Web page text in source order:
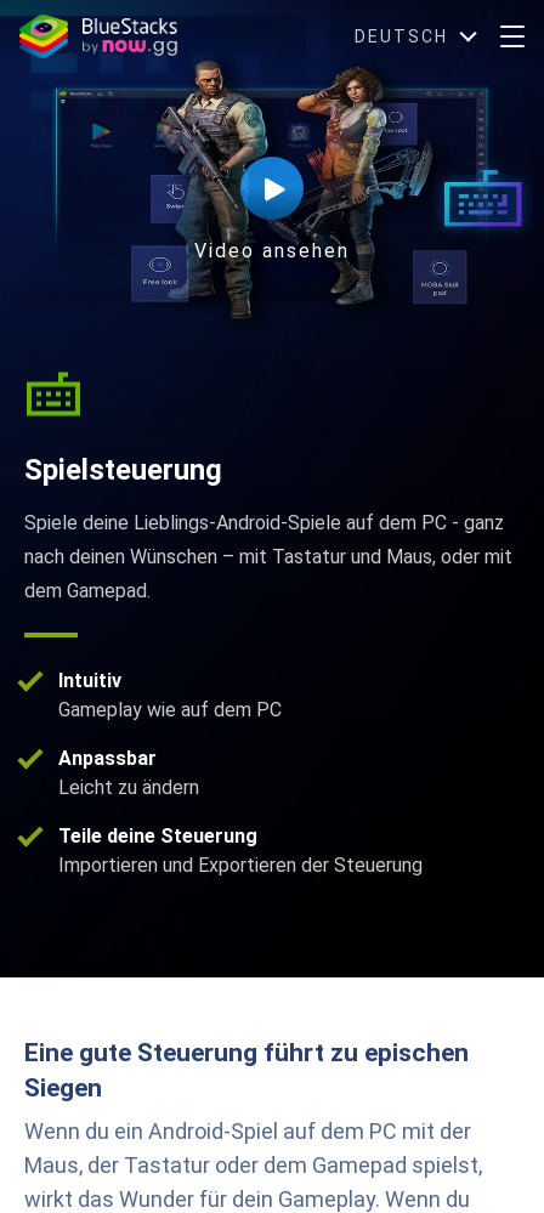
DEUTSCH
Video ansehen
Spielsteuerung
Spiele deine Lieblings-Android-Spiele auf dem PC - ganz
nach deinen Wünschen – mit Tastatur und Maus, oder mit
dem Gamepad.
Intuitiv
Gameplay wie auf dem PC
Anpassbar
Leicht zu ändern
Teile deine Steuerung
Importieren und Exportieren der Steuerung
Eine gute Steuerung führt zu epischen
Siegen
Wenn du ein Android-Spiel auf dem PC mit der
Maus, der Tastatur oder dem Gamepad spielst,
wirkt das Wunder für dein Gameplay. Wenn du